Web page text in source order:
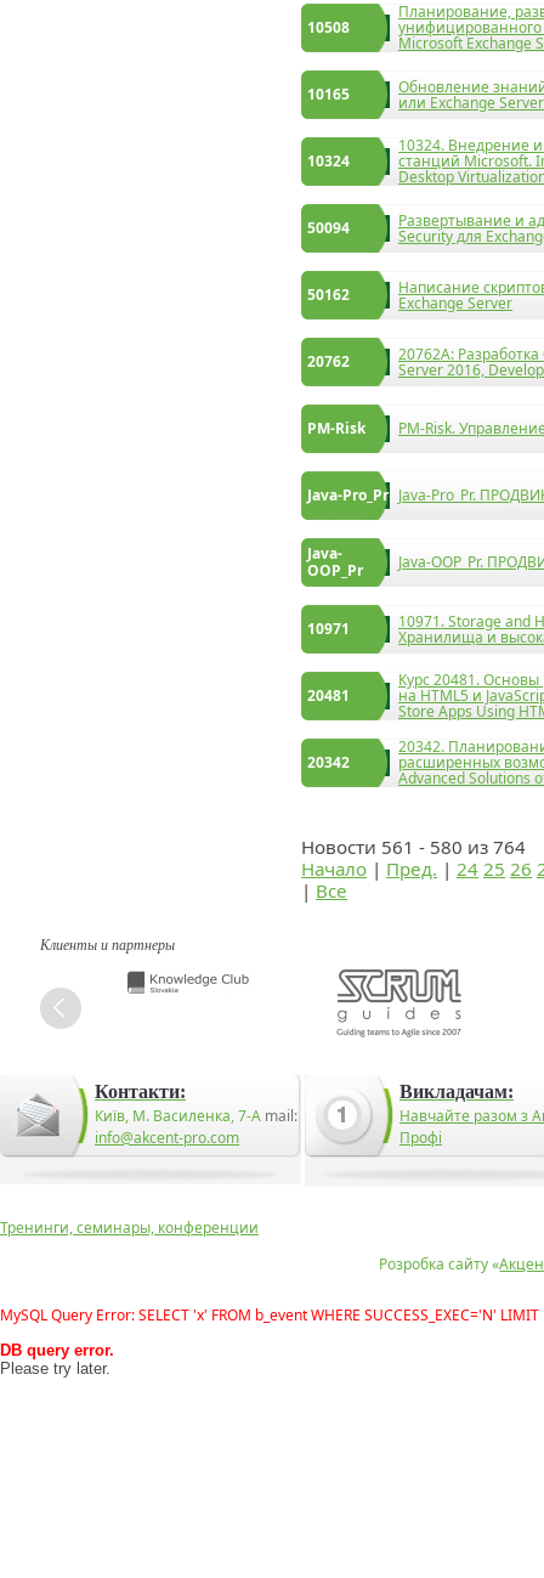
10508
Планирование,
Microsoft Exchange
10165 Обновление
или Exchange
10324
10324. Внедрение
станций Microsoft.
Desktop
50094 Развертывание и
Security для
50162 Написание
Exchange Server
20762 20762A:
Server 2016,
PM-Risk PM-Risk.
Java-Pro_Pr Java-Pro_Pr.
Java-
OOP_Pr
Java-OOP_Pr.
10971 10971. Storage and
Хранилища и
20481
Курс 20481.
на HTML5 и
Store Apps Using
20342
20342.
расширенных
Advanced Solutions
Новости 561 - 580 из 764
Начало | Пред. | 24 25 26
| Все
Клиенты и партнеры
Контакти:
Київ, М. Василенка, 7-А mail:
info@akcent-pro.com
Викладачам:
Навчайте разом з
Профі
Розробка сайту «
Тренинги, семинары, конференции
MySQL Query Error: SELECT 'x' FROM b_event WHERE SUCCESS_EXEC='N' LIMIT
DB query error.
Please try later.